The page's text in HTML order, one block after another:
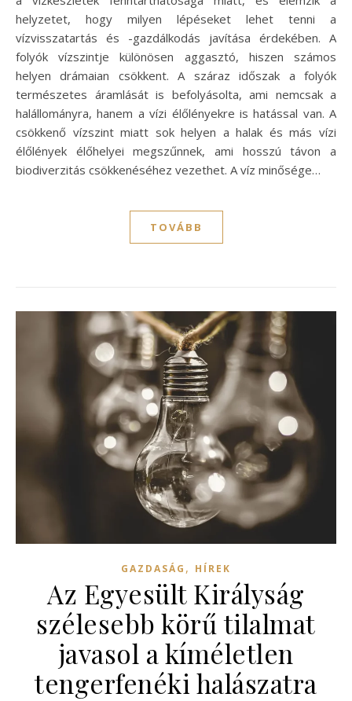
helyzetet, hogy milyen lépéseket lehet tenni a
vízvisszatartás és -gazdálkodás javítása érdekében. A
folyók vízszintje különösen aggasztó, hiszen számos
helyen drámaian csökkent. A száraz időszak a folyók
természetes áramlását is befolyásolta, ami nemcsak a
halállományra, hanem a vízi élőlényekre is hatással van. A
csökkenő vízszint miatt sok helyen a halak és más vízi
élőlények élőhelyei megszűnnek, ami hosszú távon a
biodiverzitás csökkenéséhez vezethet. A víz minősége…
TOVÁBB
GAZDASÁG , HÍREK
Az Egyesült Királyság
szélesebb körű tilalmat
javasol a kíméletlen
tengerfenéki halászatra